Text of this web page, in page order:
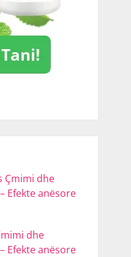
Çmimi dhe
Efekte anësore
dhe
Efekte anësore